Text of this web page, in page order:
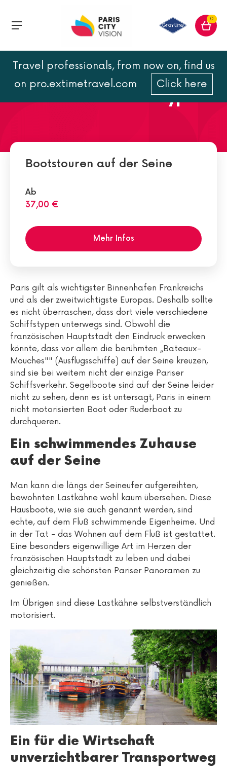
0
Travel professionals, from now on, find us
on pro.extimetravel.com
Click here
Die Seine und ihre
verschiedenen Bootstypen
Bootstouren auf der Seine
Ab
37,00 €
Mehr Infos
Paris gilt als wichtigster Binnenhafen Frankreichs
und als der zweitwichtigste Europas. Deshalb sollte
es nicht überraschen, dass dort viele verschiedene
Schiffstypen unterwegs sind. Obwohl die
französischen Hauptstadt den Eindruck erwecken
könnte, dass vor allem die berühmten „Bateaux-
Mouches"" (Ausflugsschiffe) auf der Seine kreuzen,
sind sie bei weitem nicht der einzige Pariser
Schiffsverkehr. Segelboote sind auf der Seine leider
nicht zu sehen, denn es ist untersagt, Paris in einem
nicht motorisierten Boot oder Ruderboot zu
durchqueren.
Ein schwimmendes Zuhause
auf der Seine
Man kann die längs der Seineufer aufgereihten,
bewohnten Lastkähne wohl kaum übersehen. Diese
Hausboote, wie sie auch genannt werden, sind
echte, auf dem Fluß schwimmende Eigenheime. Und
in der Tat - das Wohnen auf dem Fluß ist gestattet.
Eine besonders eigenwillige Art im Herzen der
französischen Hauptstadt zu leben und dabei
gleichzeitig die schönsten Pariser Panoramen zu
genießen.
Im Übrigen sind diese Lastkähne selbstverständlich
motorisiert.
Ein für die Wirtschaft
unverzichtbarer Transportweg